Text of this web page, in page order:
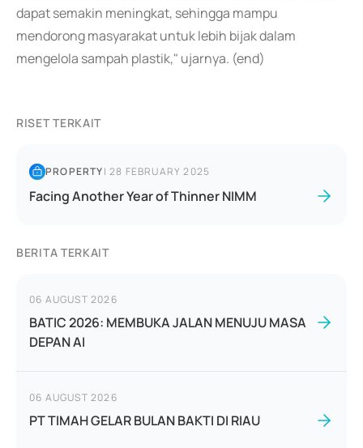
dapat semakin meningkat, sehingga mampu
mendorong masyarakat untuk lebih bijak dalam
mengelola sampah plastik," ujarnya. (end)
RISET TERKAIT
PROPERTY|28 FEBRUARY 2025
Facing Another Year of Thinner NIMM
BERITA TERKAIT
06 AUGUST 2026
BATIC 2026: MEMBUKA JALAN MENUJU MASA
DEPAN AI
06 AUGUST 2026
PT TIMAH GELAR BULAN BAKTI DI RIAU